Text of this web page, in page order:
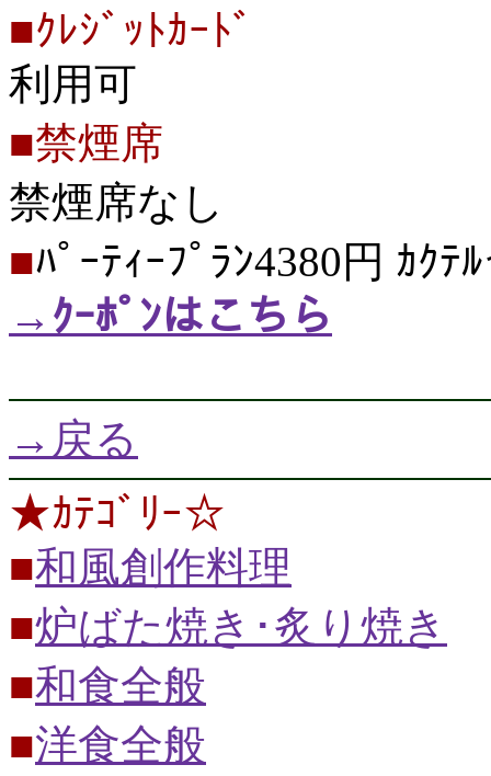
■ｸﾚｼﾞｯﾄｶｰﾄﾞ
利用可
■禁煙席
禁煙席なし
■ﾊﾟｰﾃｨｰﾌﾟﾗﾝ4380円 ｶｸﾃ
→ｸｰﾎﾟﾝはこちら
→戻る
★ｶﾃｺﾞﾘｰ☆
■和風創作料理
■炉ばた焼き･炙り焼き
■和食全般
■洋食全般